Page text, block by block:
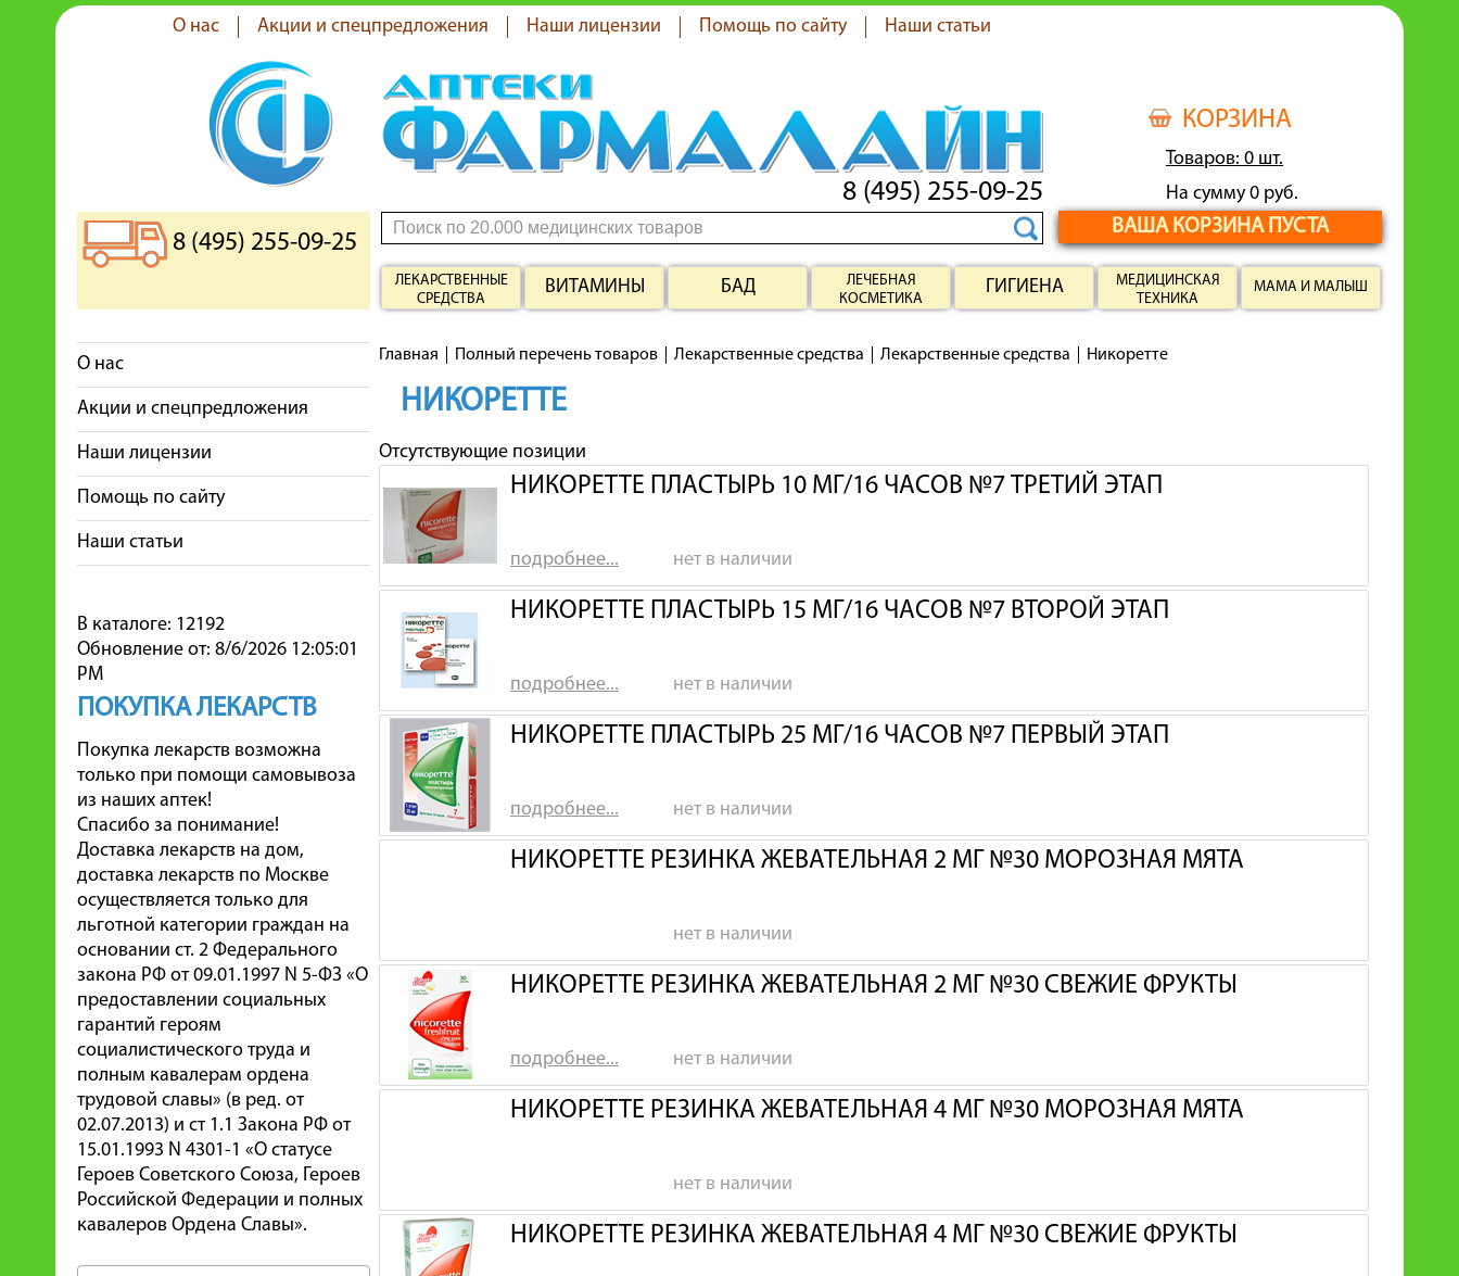
О нас Акции и спецпредложения Наши лицензии Помощь по сайту Наши статьи
КОРЗИНА
Товаров: 0 шт.
На сумму 0 руб.
ВАША КОРЗИНА ПУСТА
8 (495) 255-09-25
8 (495) 255-09-25
ЛЕКАРСТВЕННЫЕ
СРЕДСТВА
ВИТАМИНЫ БАД
ЛЕЧЕБНАЯ
КОСМЕТИКА
ГИГИЕНА
МЕДИЦИНСКАЯ
ТЕХНИКА
МАМА И МАЛЫШ
О нас
Акции и спецпредложения
Наши лицензии
Помощь по сайту
Наши статьи
В каталоге: 12192
Обновление от: 8/6/2026 12:05:01
PM
ПОКУПКА ЛЕКАРСТВ
Покупка лекарств возможна
только при помощи самовывоза
из наших аптек!
Спасибо за понимание!
Доставка лекарств на дом,
доставка лекарств по Москве
осуществляется только для
льготной категории граждан на
основании ст. 2 Федерального
закона РФ от 09.01.1997 N 5-ФЗ «О
предоставлении социальных
гарантий героям
социалистического труда и
полным кавалерам ордена
трудовой славы» (в ред. от
02.07.2013) и ст 1.1 Закона РФ от
15.01.1993 N 4301-1 «О статусе
Героев Советского Союза, Героев
Российской Федерации и полных
кавалеров Ордена Славы».
Главная Полный перечень товаров Лекарственные средства Лекарственные средства Никоретте
НИКОРЕТТЕ
Отсутствующие позиции
НИКОРЕТТЕ ПЛАСТЫРЬ 10 МГ/16 ЧАСОВ №7 ТРЕТИЙ ЭТАП
подробнее... нет в наличии
НИКОРЕТТЕ ПЛАСТЫРЬ 15 МГ/16 ЧАСОВ №7 ВТОРОЙ ЭТАП
подробнее... нет в наличии
НИКОРЕТТЕ ПЛАСТЫРЬ 25 МГ/16 ЧАСОВ №7 ПЕРВЫЙ ЭТАП
подробнее... нет в наличии
НИКОРЕТТЕ РЕЗИНКА ЖЕВАТЕЛЬНАЯ 2 МГ №30 МОРОЗНАЯ МЯТА
нет в наличии
НИКОРЕТТЕ РЕЗИНКА ЖЕВАТЕЛЬНАЯ 2 МГ №30 СВЕЖИЕ ФРУКТЫ
подробнее... нет в наличии
НИКОРЕТТЕ РЕЗИНКА ЖЕВАТЕЛЬНАЯ 4 МГ №30 МОРОЗНАЯ МЯТА
нет в наличии
НИКОРЕТТЕ РЕЗИНКА ЖЕВАТЕЛЬНАЯ 4 МГ №30 СВЕЖИЕ ФРУКТЫ